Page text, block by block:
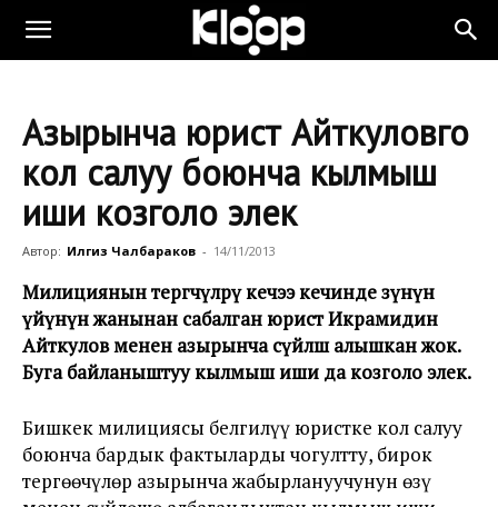
Азырынча юрист Айткуловго
кол салуу боюнча кылмыш
иши козголо элек
Автор: Илгиз Чалбараков - 14/11/2013
Милициянын тергөөчүлөрү кечээ кечинде өзүнүн
үйүнүн жанынан сабалган юрист Икрамидин
Айткулов менен азырынча сүйлөшө алышкан жок.
Буга байланыштуу кылмыш иши да козголо элек.
Бишкек милициясы белгилүү юристке кол салуу
боюнча бардык фактыларды чогултту, бирок
тергөөчүлөр азырынча жабырлануучунун өзү